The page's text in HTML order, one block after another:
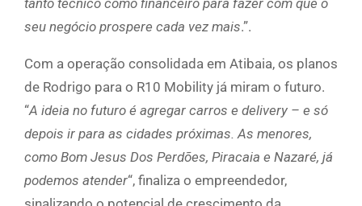
seu negócio prospere cada vez mais.”.
Com a operação consolidada em Atibaia, os planos
de Rodrigo para o R10 Mobility já miram o futuro.
“A ideia no futuro é agregar carros e delivery – e só
depois ir para as cidades próximas. As menores,
como Bom Jesus Dos Perdões, Piracaia e Nazaré, já
podemos atender“, finaliza o empreendedor,